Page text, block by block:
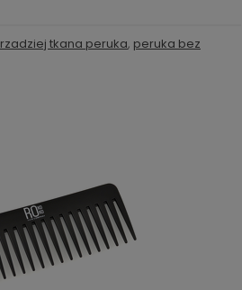
rzadziej tkana peruka, peruka bez